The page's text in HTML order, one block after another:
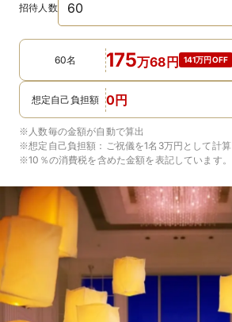
招待人数
60名 175万68円 141万円OFF
想定自己負担額 0円
※人数毎の金額が自動で算出
※想定自己負担額： ご祝儀を1名3万円 として計算
※10％の消費税を含めた金額を表記しています。